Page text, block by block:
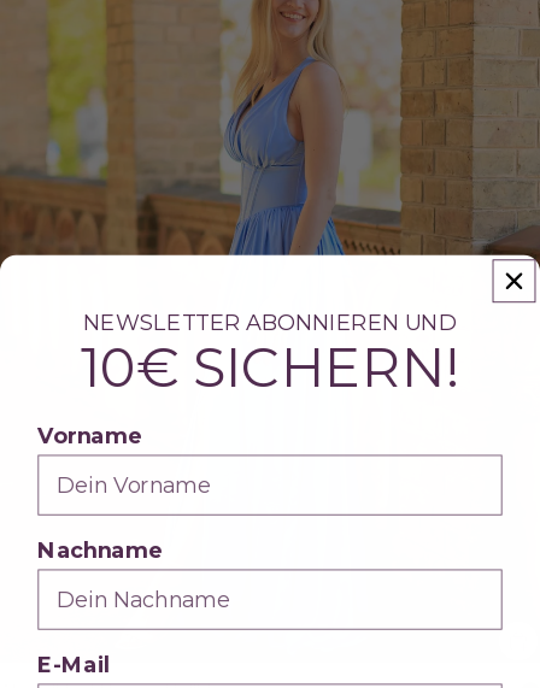
NEWSLETTER ABONNIEREN UND
10€ SICHERN!
Vorname
Nachname
E-Mail